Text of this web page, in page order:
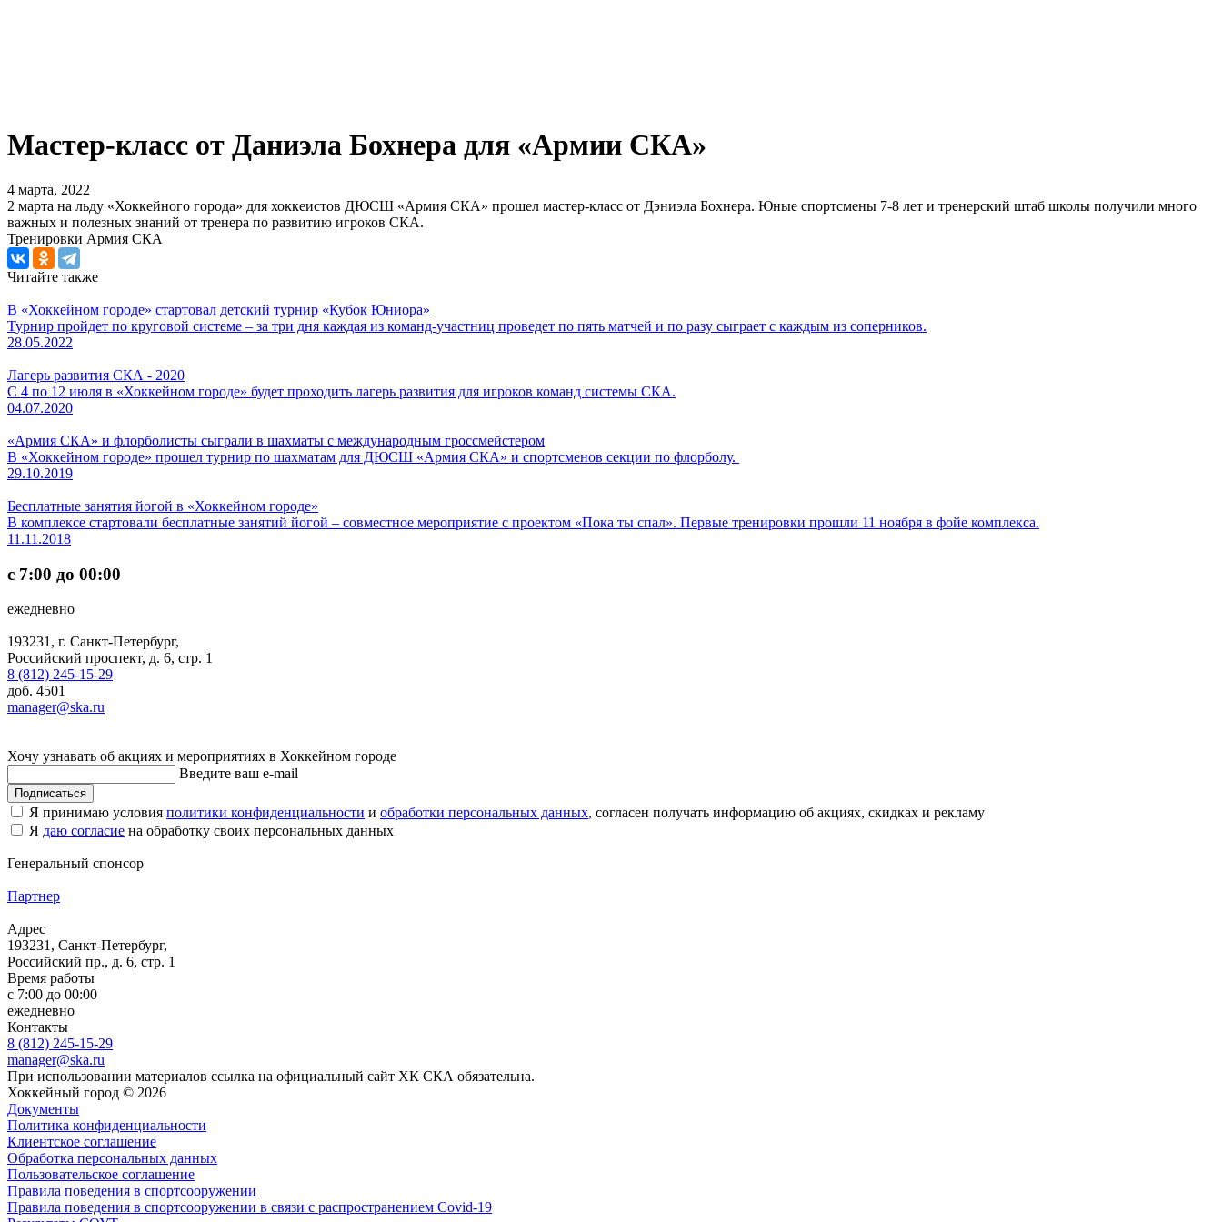
Мастер-класс от Даниэла Бохнера для «Армии СКА»
4 марта, 2022
2 марта на льду «Хоккейного города» для хоккеистов ДЮСШ «Армия СКА» прошел мастер-класс от Дэниэла Бохнера. Юные спортсмены 7-8 лет и тренерский штаб школы получили много
важных и полезных знаний от тренера по развитию игроков СКА.
Тренировки Армия СКА
Читайте также
В «Хоккейном городе» стартовал детский турнир «Кубок Юниора»
Турнир пройдет по круговой системе – за три дня каждая из команд-участниц проведет по пять матчей и по разу сыграет с каждым из соперников.
28.05.2022
Лагерь развития СКА - 2020
С 4 по 12 июля в «Хоккейном городе» будет проходить лагерь развития для игроков команд системы СКА.
04.07.2020
«Армия СКА» и флорболисты сыграли в шахматы с международным гроссмейстером
В «Хоккейном городе» прошел турнир по шахматам для ДЮСШ «Армия СКА» и спортсменов секции по флорболу.
29.10.2019
Бесплатные занятия йогой в «Хоккейном городе»
В комплексе стартовали бесплатные занятий йогой – совместное мероприятие с проектом «Пока ты спал». Первые тренировки прошли 11 ноября в фойе комплекса.
11.11.2018
с 7:00 до 00:00
ежедневно
193231, г. Санкт-Петербург,
Российский проспект, д. 6, стр. 1
8 (812) 245-15-29
доб. 4501
manager@ska.ru
Хочу узнавать об акциях и мероприятиях в Хоккейном городе
Введите ваш e-mail
Подписаться
Я принимаю условия политики конфиденциальности и обработки персональных данных, согласен получать информацию об акциях, скидках и рекламу
Я даю согласие на обработку своих персональных данных
Генеральный спонсор
Партнер
Адрес
193231, Санкт-Петербург,
Российский пр., д. 6, стр. 1
Время работы
с 7:00 до 00:00
ежедневно
Контакты
8 (812) 245-15-29
manager@ska.ru
При использовании материалов ссылка на официальный сайт ХК СКА обязательна.
Хоккейный город © 2026
Документы
Политика конфиденциальности
Клиентское соглашение
Обработка персональных данных
Пользовательское соглашение
Правила поведения в спортсооружении
Правила поведения в спортсооружении в связи с распространением Covid-19